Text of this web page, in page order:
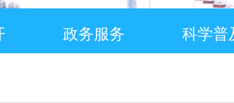
政务服务 科学普